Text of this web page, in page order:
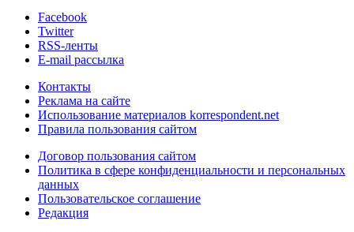
Facebook
Twitter
RSS-ленты
E-mail рассылка
Контакты
Реклама на сайте
Использование материалов korrespondent.net
Правила пользования сайтом
Договор пользования сайтом
Политика в сфере конфиденциальности и персональных
данных
Пользовательское соглашение
Редакция